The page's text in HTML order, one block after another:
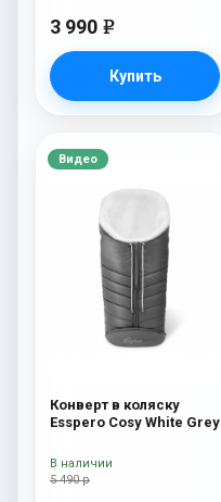
3 990 e
Купить
Видео
Конверт в коляску
Esspero Cosy White Grey
5 490 р
В наличии